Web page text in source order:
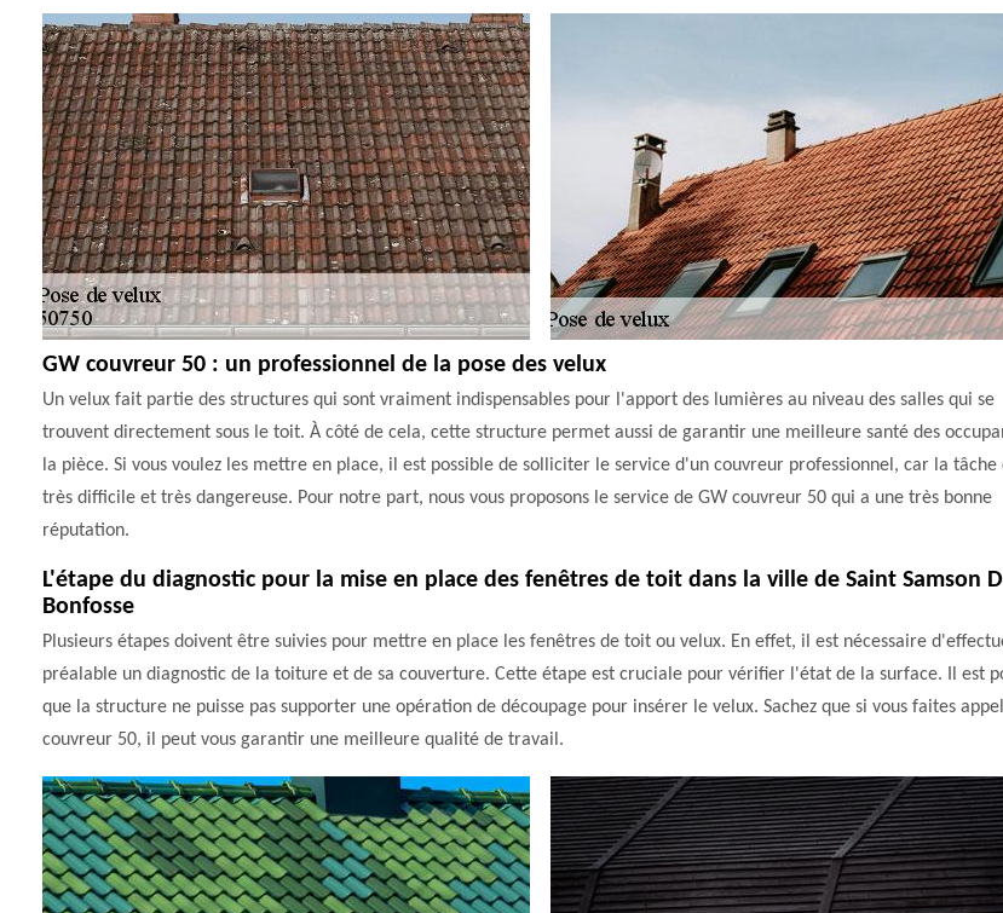
GW couvreur 50 : un professionnel de la pose des velux
Un velux fait partie des structures qui sont vraiment indispensables pour l'apport des lumières au niveau des salles qui se
trouvent directement sous le toit. À côté de cela, cette structure permet aussi de garantir une meilleure santé des
la pièce. Si vous voulez les mettre en place, il est possible de solliciter le service d'un couvreur professionnel, car la tâche
très difficile et très dangereuse. Pour notre part, nous vous proposons le service de GW couvreur 50 qui a une très bonne
réputation.
L'étape du diagnostic pour la mise en place des fenêtres de toit dans la ville de Saint Samson
Bonfosse
Plusieurs étapes doivent être suivies pour mettre en place les fenêtres de toit ou velux. En effet, il est nécessaire
préalable un diagnostic de la toiture et de sa couverture. Cette étape est cruciale pour vérifier l'état de la surface. Il est
que la structure ne puisse pas supporter une opération de découpage pour insérer le velux. Sachez que si vous faites
couvreur 50, il peut vous garantir une meilleure qualité de travail.